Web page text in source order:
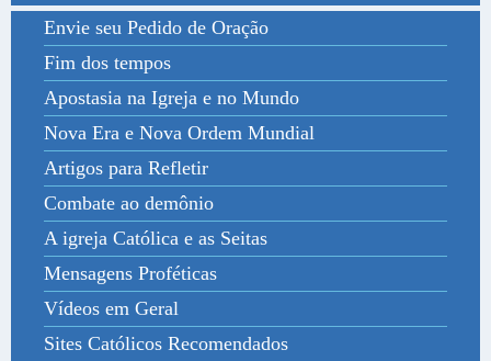
Envie seu Pedido de Oração
Fim dos tempos
Apostasia na Igreja e no Mundo
Nova Era e Nova Ordem Mundial
Artigos para Refletir
Combate ao demônio
A igreja Católica e as Seitas
Mensagens Proféticas
Vídeos em Geral
Sites Católicos Recomendados